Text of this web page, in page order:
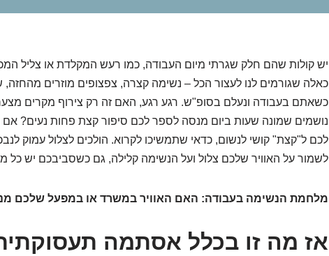
יש קולות שהם חלק שגרתי מיום העבודה, כמו רעש המקלדת או צליל
כאלה שגורמים לנו לעצור הכל – נשימה קצרה, צפצופים מוזרים מהחזה,
כשאתם בעבודה ונעלם בסופ"ש. רגע רגע, האם זה רק צירוף מקרים
נושמים שמונה שעות ביום מנסה לספר לכם סיפור קצת פחות נעים?
לכם ל"קצת" קושי לנשום, כדאי שתמשיכו לקרוא. הולכים לצלול עמוק
לשמור על האוויר שלכם צלול ועל הנשימה קלילה, גם כשסביבכם יש כל
מלחמת הנשימה בעבודה: האם האוויר במשרד או במפעל שלכם
אז מה זו בכלל אסתמה